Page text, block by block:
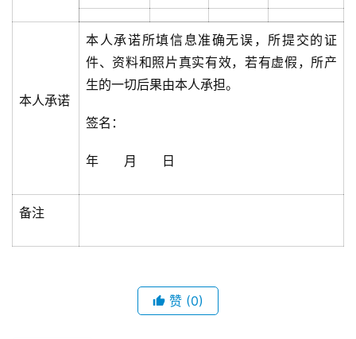
本人承诺
本人承诺所填信息准确无误，所提交的证
件、资料和照片真实有效，若有虚假，所产
生的一切后果由本人承担。
签名：
年 月 日
备注
赞 (0)